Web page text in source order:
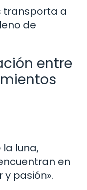
transporta a
de
entre
la luna,
en
pasión».